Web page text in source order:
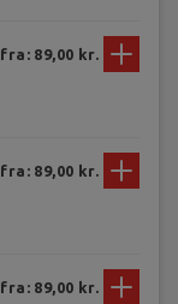
fra: 89,00 kr.
fra: 89,00 kr.
fra: 89,00 kr.